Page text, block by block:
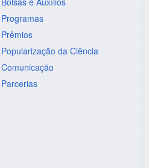
Programas
Prêmios
Popularização da Ciência
Comunicação
Parcerias